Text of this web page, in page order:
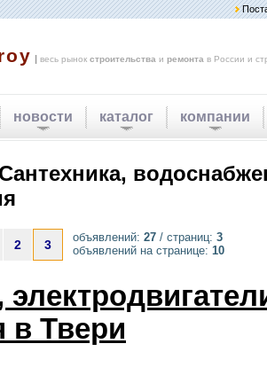
| весь рынок строительства и ремонта в России и
новости каталог компании
2 3
объявлений: 27 / страниц: 3
объявлений на странице: 10
в Твери